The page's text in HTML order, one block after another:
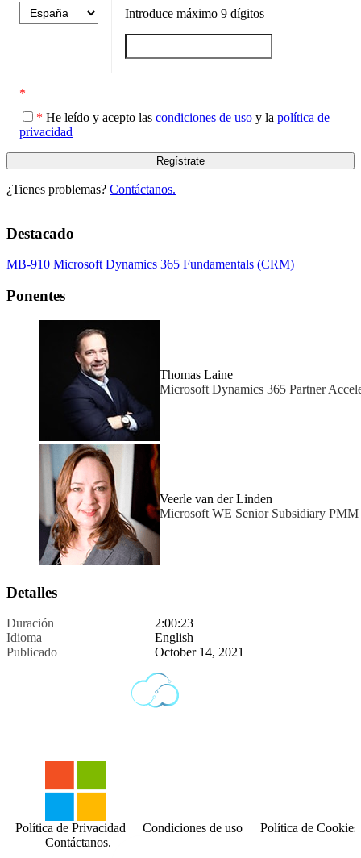
Introduce máximo 9dígitos
*
* He leído y acepto las condiciones de uso y la política de
privacidad
¿Tienes problemas? Contáctanos.
Destacado
MB-910 Microsoft Dynamics 365 Fundamentals (CRM)
Ponentes
Thomas Laine
Microsoft Dynamics 365 Partner
Veerle van der Linden
Microsoft WE Senior Subsidiary
Detalles
Duración
2:00:23
Idioma
English
Publicado
October 14, 2021
Contáctanos.
Política de Privacidad Condiciones de uso Política de Cookies